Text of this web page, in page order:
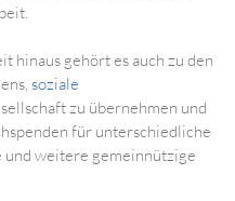
hinaus gehört es auch zu den
soziale
zu übernehmen und
für unterschiedliche
und weitere gemeinnützige